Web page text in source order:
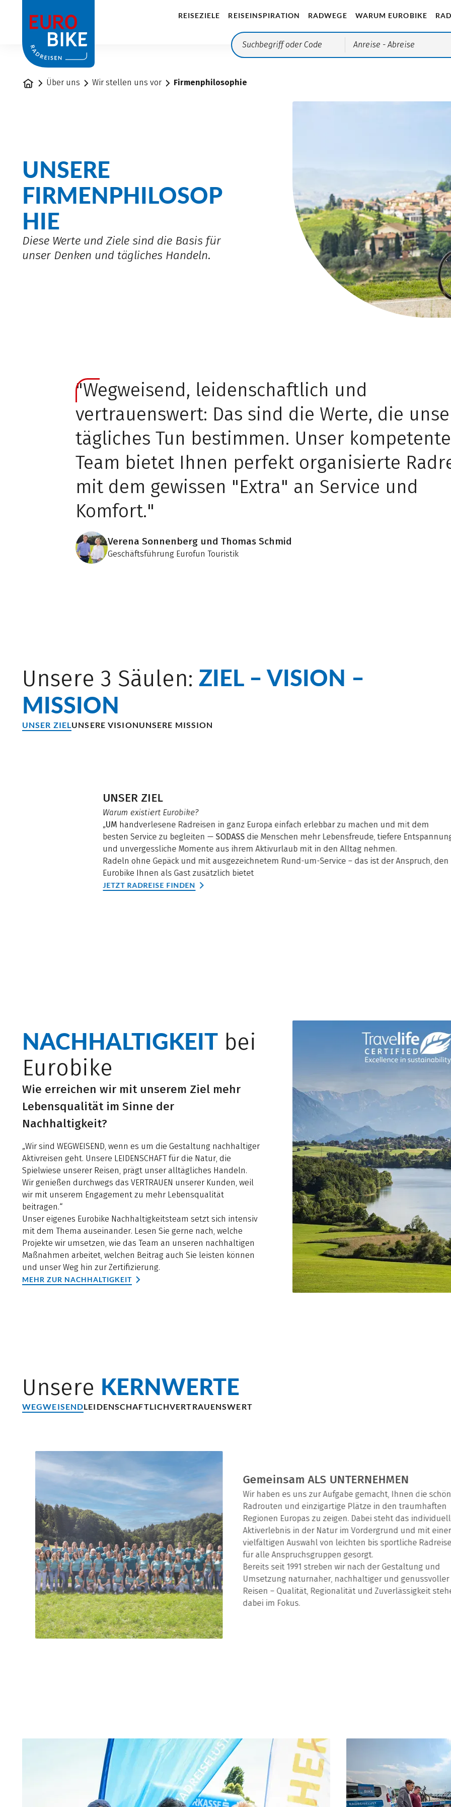
REISEZIELE REISEINSPIRATION RADWEGE WARUM EUROBIKE
Anreise - Abreise
StartseiteÜber uns Wir stellen uns vor Firmenphilosophie
UNSERE
FIRMENPHILOSOP
HIE
Diese Werte und Ziele sind die Basis für
unser Denken und tägliches Handeln.
"Wegweisend, leidenschaftlich und
vertrauenswert: Das sind die Werte, die
tägliches Tun bestimmen. Unser
Team bietet Ihnen perfekt organisierte
mit dem gewissen "Extra" an Service und
Komfort."
Verena Sonnenberg und Thomas Schmid
Geschäftsführung Eurofun Touristik
Unsere 3 Säulen: ZIEL – VISION –
MISSION
UNSER ZIELUNSERE VISIONUNSERE MISSION
UNSER ZIEL
Warum existiert Eurobike?
„UM handverlesene Radreisen in ganz Europa einfach erlebbar zu machen und mit dem
besten Service zu begleiten — SODASS die Menschen mehr Lebensfreude, tiefere
und unvergessliche Momente aus ihrem Aktivurlaub mit in den Alltag nehmen.
Radeln ohne Gepäck und mit ausgezeichnetem Rund-um-Service – das ist der Anspruch, den
Eurobike Ihnen als Gast zusätzlich bietet
JETZT RADREISE FINDEN
NACHHALTIGKEIT bei
Eurobike
Wie erreichen wir mit unserem Ziel mehr
Lebensqualität im Sinne der
Nachhaltigkeit?
„Wir sind WEGWEISEND, wenn es um die Gestaltung nachhaltiger
Aktivreisen geht. Unsere LEIDENSCHAFT für die Natur, die
Spielwiese unserer Reisen, prägt unser alltägliches Handeln.
Wir genießen durchwegs das VERTRAUEN unserer Kunden, weil
wir mit unserem Engagement zu mehr Lebensqualität
beitragen.“
Unser eigenes Eurobike Nachhaltigkeitsteam setzt sich intensiv
mit dem Thema auseinander. Lesen Sie gerne nach, welche
Projekte wir umsetzen, wie das Team an unseren nachhaltigen
Maßnahmen arbeitet, welchen Beitrag auch Sie leisten können
und unser Weg hin zur Zertifizierung.
MEHR ZUR NACHHALTIGKEIT
Unsere KERNWERTE
WEGWEISENDLEIDENSCHAFTLICHVERTRAUENSWERT
Gemeinsam ALS UNTERNEHMEN
Wir haben es uns zur Aufgabe gemacht, Ihnen die
Radrouten und einzigartige Plätze in den traumhaften
Regionen Europas zu zeigen. Dabei steht das individuelle
Aktiverlebnis in der Natur im Vordergrund und mit einer
vielfältigen Auswahl von leichten bis sportliche Radreisen
für alle Anspruchsgruppen gesorgt.
Bereits seit 1991 streben wir nach der Gestaltung und
Umsetzung naturnaher, nachhaltiger und genussvoller
Reisen – Qualität, Regionalität und Zuverlässigkeit stehen
dabei im Fokus.